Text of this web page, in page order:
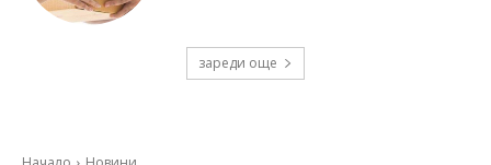
зареди още